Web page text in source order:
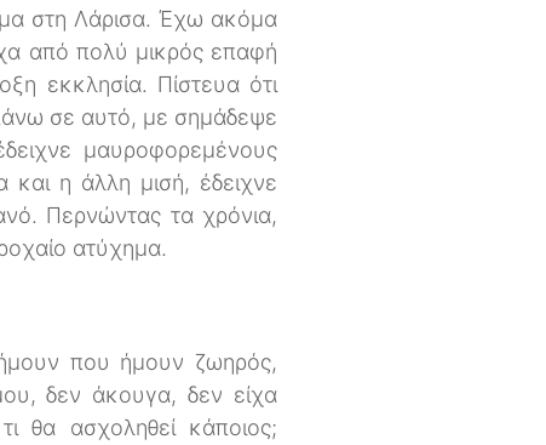
στη Λάρισα. Έχω ακόμα
από πολύ μικρός επαφή
εκκλησία. Πίστευα ότι
σε αυτό, με σημάδεψε
μαυροφορεμένους
η άλλη μισή, έδειχνε
Περνώντας τα χρόνια,
ατύχημα.
που ήμουν ζωηρός,
δεν άκουγα, δεν είχα
θα ασχοληθεί κάποιος;